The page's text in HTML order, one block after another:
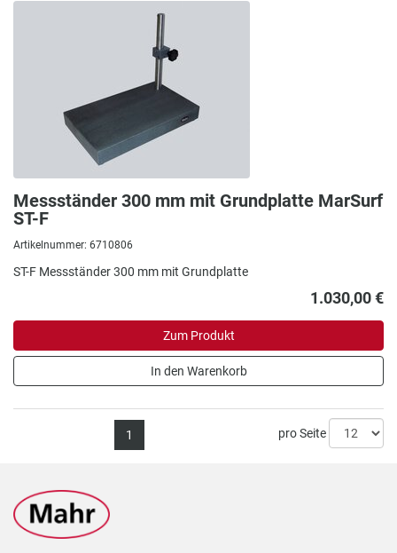
Messständer 300 mm mit Grundplatte MarSurf
ST-F
Artikelnummer: 6710806
ST-F Messständer 300 mm mit Grundplatte
1.030,00 €
Zum Produkt
In den Warenkorb
1 pro Seite